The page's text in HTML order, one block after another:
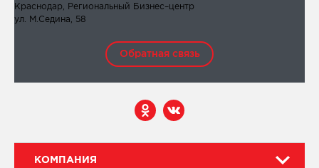
КОМПАНИЯ
Краснодар, Региональный Бизнес–центр
ул. М.Седина, 58
Обратная связь